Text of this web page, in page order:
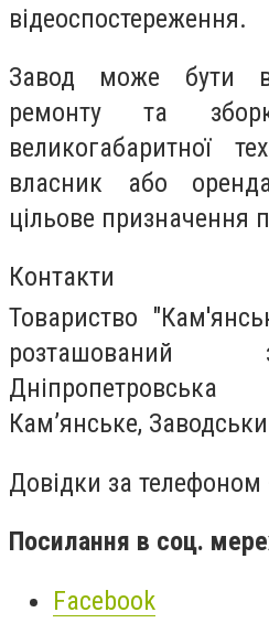
відеоспостереження.
Завод може бути
ремонту та
великогабаритної
власник або
цільове призначення
Контакти
Товариство
Кам’янське,
Довідки за
Посилання в соц.
Facebook